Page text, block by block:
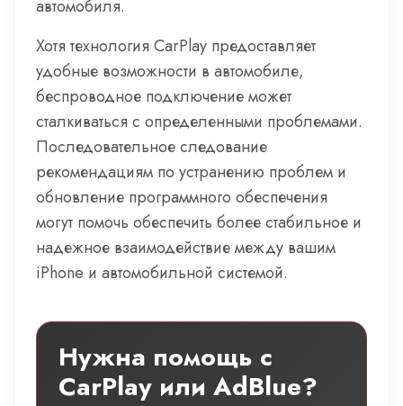
автомобиля.
Хотя технология CarPlay предоставляет
удобные возможности в автомобиле,
беспроводное подключение может
сталкиваться с определенными проблемами.
Последовательное следование
рекомендациям по устранению проблем и
обновление программного обеспечения
могут помочь обеспечить более стабильное и
надежное взаимодействие между вашим
iPhone и автомобильной системой.
Нужна помощь с
CarPlay или AdBlue?